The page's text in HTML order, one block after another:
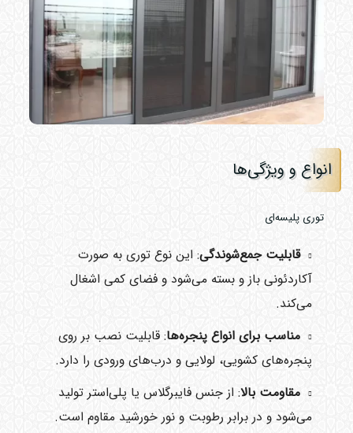
انواع و ویژگی‌ها
توری پلیسه‌ای
قابلیت جمع‌شوندگی: این نوع توری به صورت
آکاردئونی باز و بسته می‌شود و فضای کمی اشغال
می‌کند.
مناسب برای انواع پنجره‌ها: قابلیت نصب بر روی
پنجره‌های کشویی، لولایی و درب‌های ورودی را دارد.
مقاومت بالا: از جنس فایبرگلاس یا پلی‌استر تولید
می‌شود و در برابر رطوبت و نور خورشید مقاوم است.